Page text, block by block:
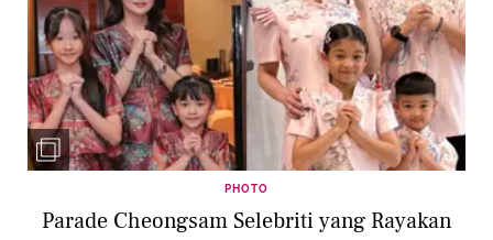
PHOTO
Parade Cheongsam Selebriti yang Rayakan